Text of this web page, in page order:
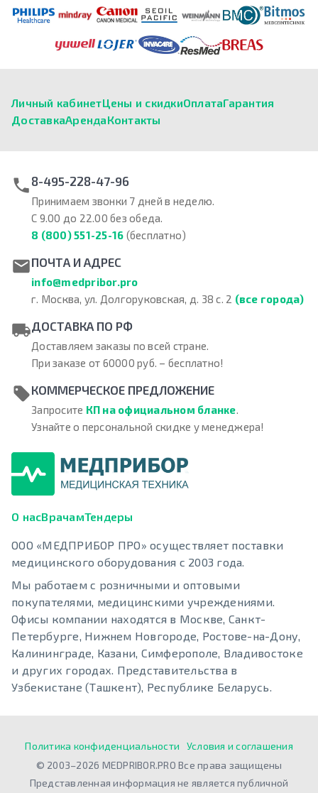
Личный кабинетЦены и скидкиОплатаГарантия
ДоставкаАрендаКонтакты
8-495-228-47-96
Принимаем звонки 7 дней в неделю.
С 9.00 до 22.00 без обеда.
8 (800) 551-25-16 (бесплатно)
ПОЧТА И АДРЕС
info@medpribor.pro
г. Москва, ул. Долгоруковская, д. 38 с. 2 (все города)
ДОСТАВКА ПО РФ
Доставляем заказы по всей стране.
При заказе от 60000 руб. – бесплатно!
КОММЕРЧЕСКОЕ ПРЕДЛОЖЕНИЕ
Запросите КП на официальном бланке.
Узнайте о персональной скидке у менеджера!
О насВрачамТендеры
ООО «МЕДПРИБОР ПРО» осуществляет поставки
медицинского оборудования с 2003 года.
Мы работаем с розничными и оптовыми
покупателями, медицинскими учреждениями.
Офисы компании находятся в Москве, Санкт-
Петербурге, Нижнем Новгороде, Ростове-на-Дону,
Калининграде, Казани, Симферополе, Владивостоке
и других городах. Представительства в
Узбекистане (Ташкент), Республике Беларусь.
Политика конфиденциальности
Условия и соглашения
© 2003–2026 MEDPRIBOR.PRO Все права защищены
Представленная информация не является публичной